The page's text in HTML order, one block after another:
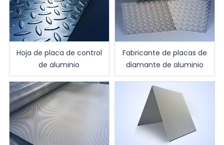
Hoja de placa de control
de aluminio
Fabricante de placas de
diamante de aluminio